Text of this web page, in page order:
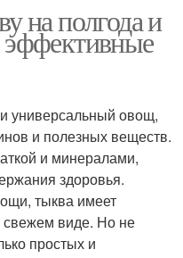
Тыква на зиму
Джемы из тыквы
Плесени на тыкве
на полгода и
универсальный овощ,
и полезных веществ.
и минералами,
здоровья.
тыква имеет
свежем виде. Но не
простых и